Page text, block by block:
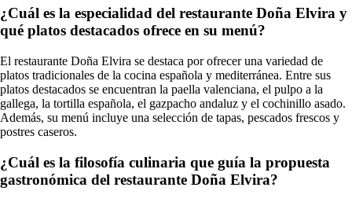
¿Cuál es la especialidad del restaurante Doña Elvira y
qué platos destacados ofrece en su menú?
El restaurante Doña Elvira se destaca por ofrecer una variedad de
platos tradicionales de la cocina española y mediterránea. Entre sus
platos destacados se encuentran la paella valenciana, el pulpo a la
gallega, la tortilla española, el gazpacho andaluz y el cochinillo asado.
Además, su menú incluye una selección de tapas, pescados frescos y
postres caseros.
¿Cuál es la filosofía culinaria que guía la propuesta
gastronómica del restaurante Doña Elvira?